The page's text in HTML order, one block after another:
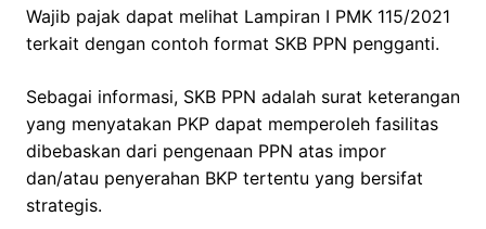
Wajib pajak dapat melihat Lampiran I PMK 115/2021
terkait dengan contoh format SKB PPN pengganti.
Sebagai informasi, SKB PPN adalah surat keterangan
yang menyatakan PKP dapat memperoleh fasilitas
dibebaskan dari pengenaan PPN atas impor
dan/atau penyerahan BKP tertentu yang bersifat
strategis.